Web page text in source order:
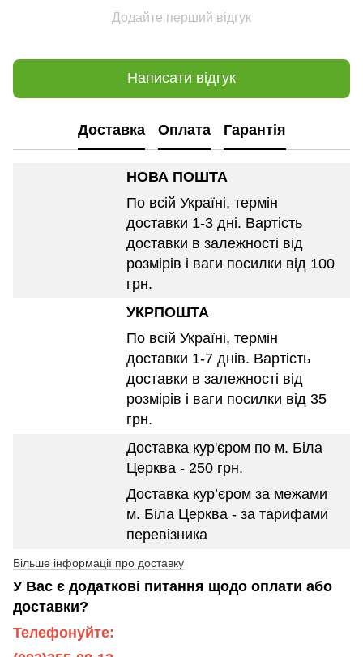
Додайте перший відгук
Написати відгук
Доставка Оплата Гарантія
НОВА ПОШТА
По всій Україні, термін
доставки 1-3 дні. Вартість
доставки в залежності від
розмірів і ваги посилки від 100
грн.
УКРПОШТА
По всій Україні, термін
доставки 1-7 днів. Вартість
доставки в залежності від
розмірів і ваги посилки від 35
грн.
Доставка кур'єром по м. Біла
Церква - 250 грн.
Доставка кур’єром за межами
м. Біла Церква - за тарифами
перевізника
Більше інформації про доставку
У Вас є додаткові питання щодо оплати або
доставки?
Телефонуйте: